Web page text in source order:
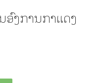
ງການກາແດງ